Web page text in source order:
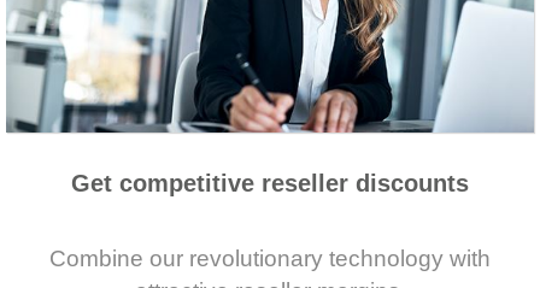
Get competitive reseller discounts
Combine our revolutionary technology with